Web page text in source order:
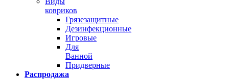
ковриков
Грязезащитные
Дезинфекционные
Игровые
Для
Ванной
Придверные
Распродажа